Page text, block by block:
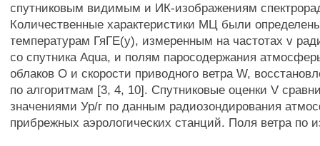
спутниковым видимым и ИК-изображениям
Количественные характеристики МЦ были
температурам ГяГЕ(у), измеренным на частотах v
со спутника Aqua, и полям паросодержания
облаков О и скорости приводного ветра W,
по алгоритмам [3, 4, 10]. Спутниковые оценки V
значениями Ур/г по данным радиозондирования
прибрежных аэрологических станций. Поля ветра по